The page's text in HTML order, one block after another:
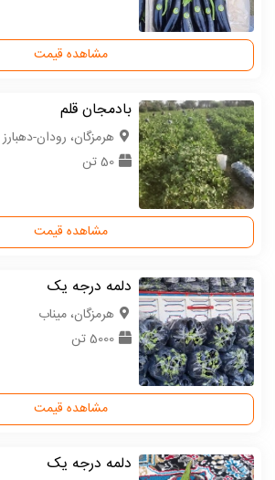
مشاهده قیمت
بادمجان قلم
هرمزگان، رودان-دهبارز
50 تن
مشاهده قیمت
دلمه درجه یک
هرمزگان، میناب
5000 تن
مشاهده قیمت
دلمه درجه یک